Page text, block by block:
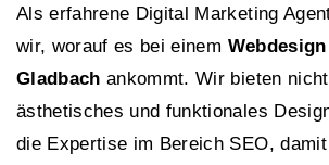
Als erfahrene Digital Marketing
wir, worauf es bei einem
Gladbach ankommt. Wir bieten
ästhetisches und funktionales
die Expertise im Bereich SEO,